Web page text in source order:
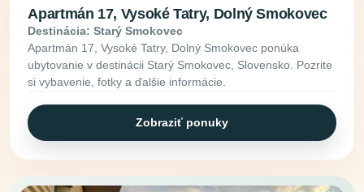
Apartmán 17, Vysoké Tatry, Dolný Smokovec
Destinácia: Starý Smokovec
Apartmán 17, Vysoké Tatry, Dolný Smokovec ponúka
ubytovanie v destinácii Starý Smokovec, Slovensko. Pozrite
si vybavenie, fotky a ďalšie informácie.
Zobraziť ponuky